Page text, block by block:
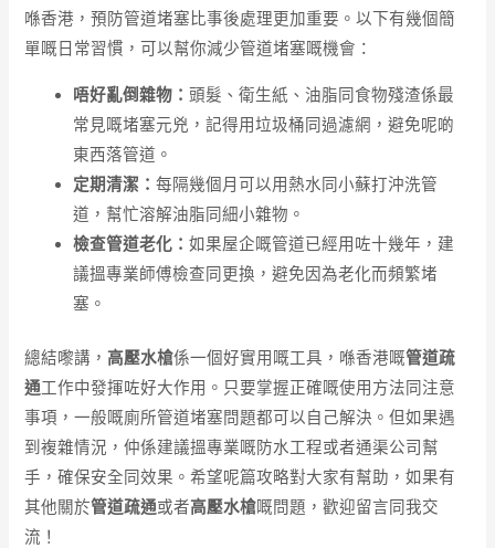
喺香港，預防管道堵塞比事後處理更加重要。以下有幾個簡
單嘅日常習慣，可以幫你減少管道堵塞嘅機會：
唔好亂倒雜物：頭髮、衛生紙、油脂同食物殘渣係最
常見嘅堵塞元兇，記得用垃圾桶同過濾網，避免呢啲
東西落管道。
定期清潔：每隔幾個月可以用熱水同小蘇打沖洗管
道，幫忙溶解油脂同細小雜物。
檢查管道老化：如果屋企嘅管道已經用咗十幾年，建
議搵專業師傅檢查同更換，避免因為老化而頻繁堵
塞。
總結嚟講， 高壓水槍係一個好實用嘅工具，喺香港嘅管道疏
通工作中發揮咗好大作用。只要掌握正確嘅使用方法同注意
事項，一般嘅廁所管道堵塞問題都可以自己解決。但如果遇
到複雜情況，仲係建議搵專業嘅防水工程或者通渠公司幫
手，確保安全同效果。希望呢篇攻略對大家有幫助，如果有
其他關於管道疏通或者高壓水槍嘅問題，歡迎留言同我交
流！